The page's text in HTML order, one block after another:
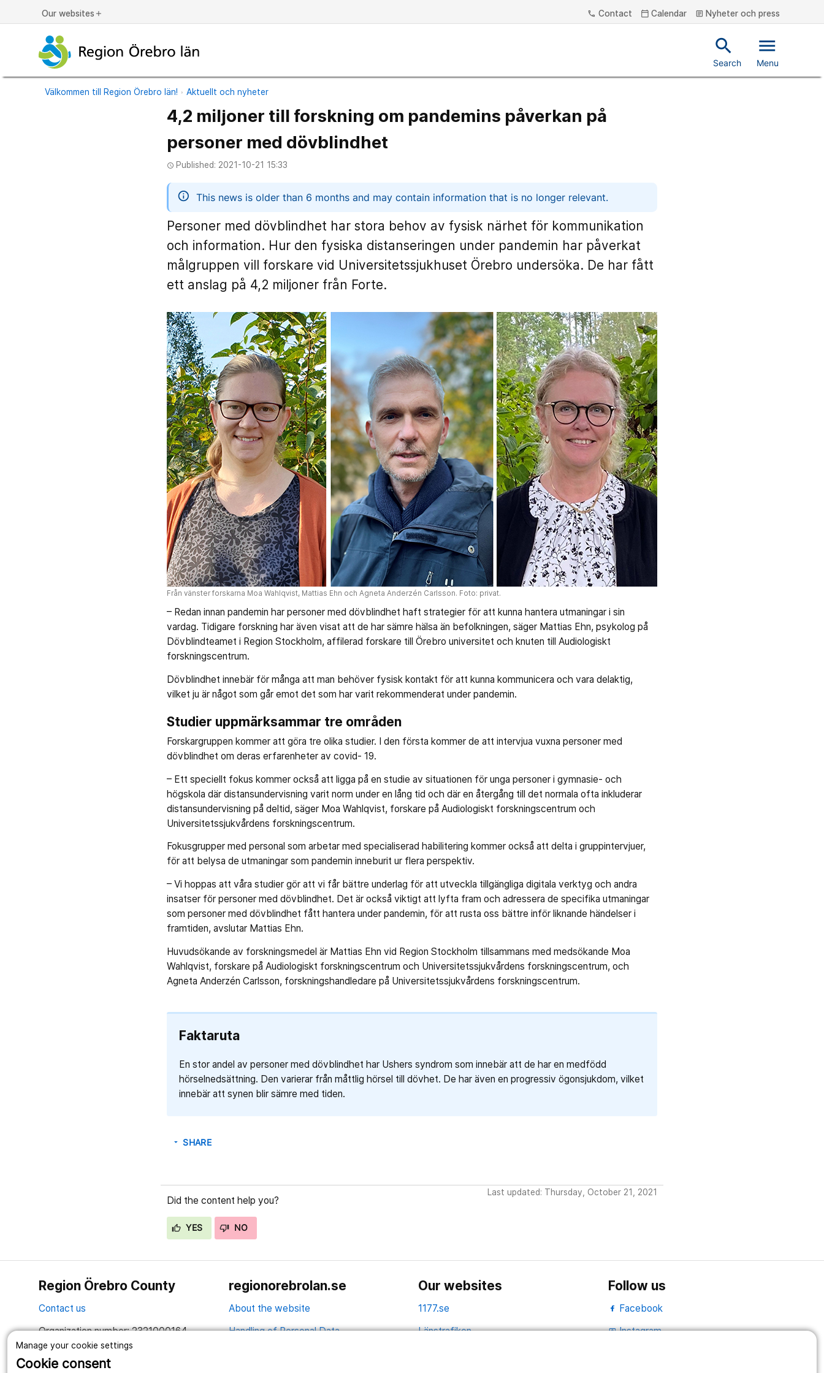
Manage your cookie settings
Cookie consent
Our websites add phone Contact calendar_today Calendar article Nyheter och press
search
Search
menu
Menu
Välkommen till Region Örebro län! Aktuellt och nyheter
4,2 miljoner till forskning om pandemins påverkan på
personer med dövblindhet
access_time Published: 2021-10-21 15:33
information
This news is older than 6 months and may contain information that is no longer relevant.
Personer med dövblindhet har stora behov av fysisk närhet för kommunikation
och information. Hur den fysiska distanseringen under pandemin har påverkat
målgruppen vill forskare vid Universitetssjukhuset Örebro undersöka. De har fått
ett anslag på 4,2 miljoner från Forte.
Från vänster forskarna Moa Wahlqvist, Mattias Ehn och Agneta Anderzén Carlsson. Foto: privat.
– Redan innan pandemin har personer med dövblindhet haft strategier för att kunna hantera utmaningar i sin
vardag. Tidigare forskning har även visat att de har sämre hälsa än befolkningen, säger Mattias Ehn, psykolog på
Dövblindteamet i Region Stockholm, affilerad forskare till Örebro universitet och knuten till Audiologiskt
forskningscentrum.
Dövblindhet innebär för många att man behöver fysisk kontakt för att kunna kommunicera och vara delaktig,
vilket ju är något som går emot det som har varit rekommenderat under pandemin.
Studier uppmärksammar tre områden
Forskargruppen kommer att göra tre olika studier. I den första kommer de att intervjua vuxna personer med
dövblindhet om deras erfarenheter av covid- 19.
– Ett speciellt fokus kommer också att ligga på en studie av situationen för unga personer i gymnasie- och
högskola där distansundervisning varit norm under en lång tid och där en återgång till det normala ofta inkluderar
distansundervisning på deltid, säger Moa Wahlqvist, forskare på Audiologiskt forskningscentrum och
Universitetssjukvårdens forskningscentrum.
Fokusgrupper med personal som arbetar med specialiserad habilitering kommer också att delta i gruppintervjuer,
för att belysa de utmaningar som pandemin inneburit ur flera perspektiv.
– Vi hoppas att våra studier gör att vi får bättre underlag för att utveckla tillgängliga digitala verktyg och andra
insatser för personer med dövblindhet. Det är också viktigt att lyfta fram och adressera de specifika utmaningar
som personer med dövblindhet fått hantera under pandemin, för att rusta oss bättre inför liknande händelser i
framtiden, avslutar Mattias Ehn.
Huvudsökande av forskningsmedel är Mattias Ehn vid Region Stockholm tillsammans med medsökande Moa
Wahlqvist, forskare på Audiologiskt forskningscentrum och Universitetssjukvårdens forskningscentrum, och
Agneta Anderzén Carlsson, forskningshandledare på Universitetssjukvårdens forskningscentrum.
Faktaruta
En stor andel av personer med dövblindhet har Ushers syndrom som innebär att de har en medfödd
hörselnedsättning. Den varierar från måttlig hörsel till dövhet. De har även en progressiv ögonsjukdom, vilket
innebär att synen blir sämre med tiden.
arrow_drop_down SHARE
Did the content help you?
YES NO
Last updated: Thursday, October 21, 2021
Region Örebro County
Contact us
Organization number: 2321000164
regionorebrolan.se
About the website
Handling of Personal Data
Our websites
1177.se
Länstrafiken
Follow us
Facebook
portraitInstagram